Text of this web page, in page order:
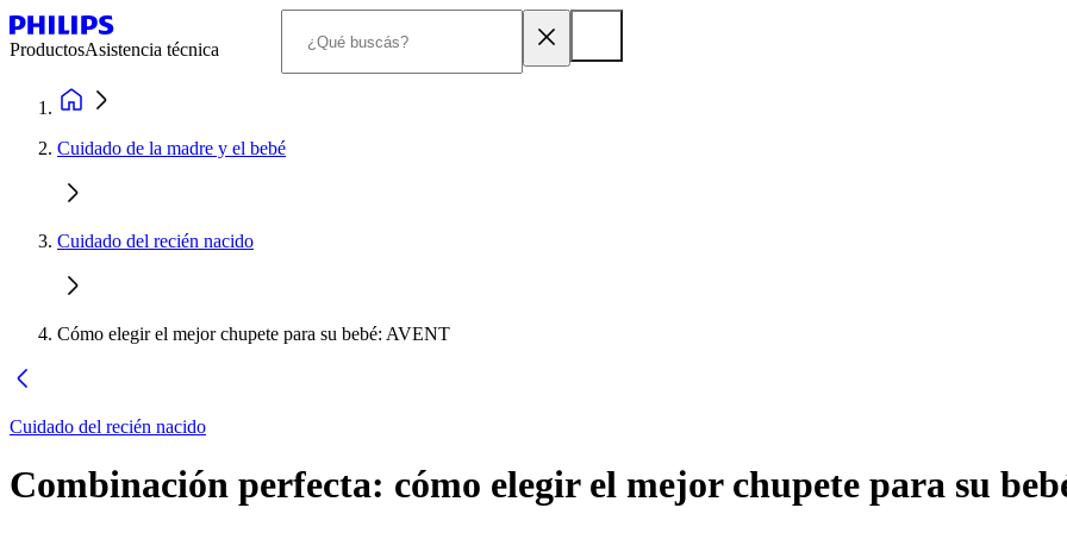
ProductosAsistencia técnica
Cuidado de la madre y el bebé
Cuidado del recién nacido
Cómo elegir el mejor chupete para su bebé: AVENT
Cuidado del recién nacido
Combinación perfecta: cómo elegir el mejor chupete para su